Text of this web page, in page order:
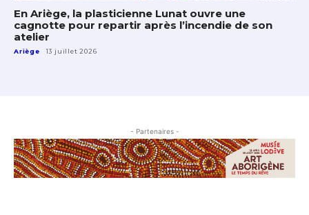
En Ariège, la plasticienne Lunat ouvre une
cagnotte pour repartir après l’incendie de son
atelier
Ariège 13 juillet 2026
- Partenaires -